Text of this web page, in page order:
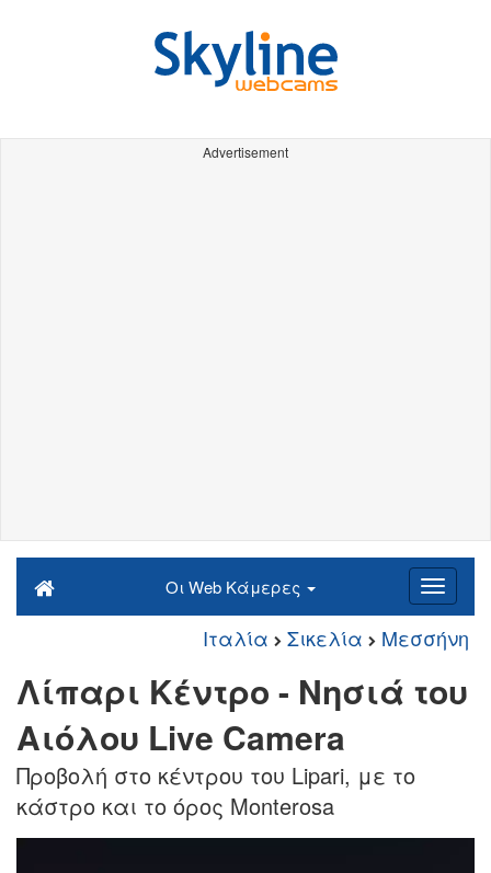
Advertisement
Οι Web Κάμερες
Ιταλία Σικελία Μεσσήνη
Λίπαρι Κέντρο - Νησιά του
Αιόλου Live Camera
Προβολή στο κέντρου του Lipari, με το
κάστρο και το όρος Monterosa